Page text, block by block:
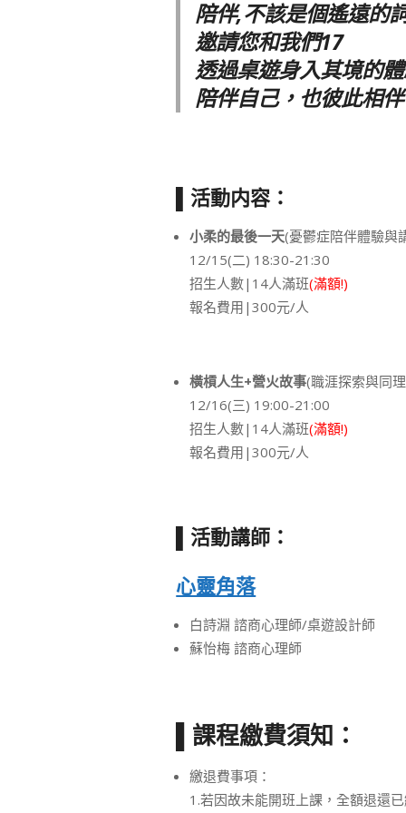
陪伴,不該是個遙遠的
邀請您和我們17
透過桌遊身入其境的
陪伴自己，也彼此相伴
▌活動内容：
小柔的最後一天(憂鬱症陪伴體驗與
12/15(二) 18:30-21:30
招生人數|14人滿班(滿額!)
報名費用|300元/人
橫槓人生+營火故事(職涯探索與同
12/16(三) 19:00-21:00
招生人數|14人滿班(滿額!)
報名費用|300元/人
▌活動講師：
心靈角落
白詩淵 諮商心理師/桌遊設計師
蘇怡梅 諮商心理師
▌課程繳費須知：
繳退費事項：
1.若因故未能開班上課，全額退還已